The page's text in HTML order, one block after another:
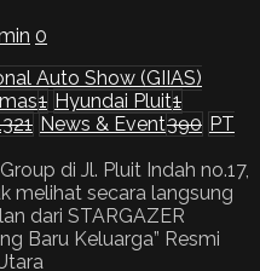
0
Auto Show (GIIAS)
1 Hyundai Pluit1
News & Event390 PT
di Jl. Pluit Indah no.17,
melihat secara langsung
dari STARGAZER